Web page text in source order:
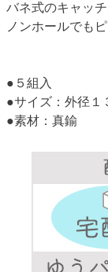
バネ式のキャッチ
ノンホールでも
●５組入
●サイズ：外径１
●素材：真鍮